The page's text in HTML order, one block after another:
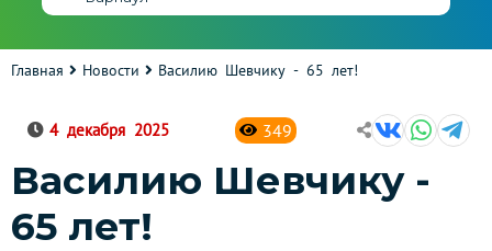
Главная Новости Василию Шевчику - 65 лет!
4 декабря 2025 349
Василию Шевчику -
65 лет!